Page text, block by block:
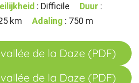
: Difficile Duur :
km Adaling : 750 m
de la Daze (PDF)
de la Daze (PDF)